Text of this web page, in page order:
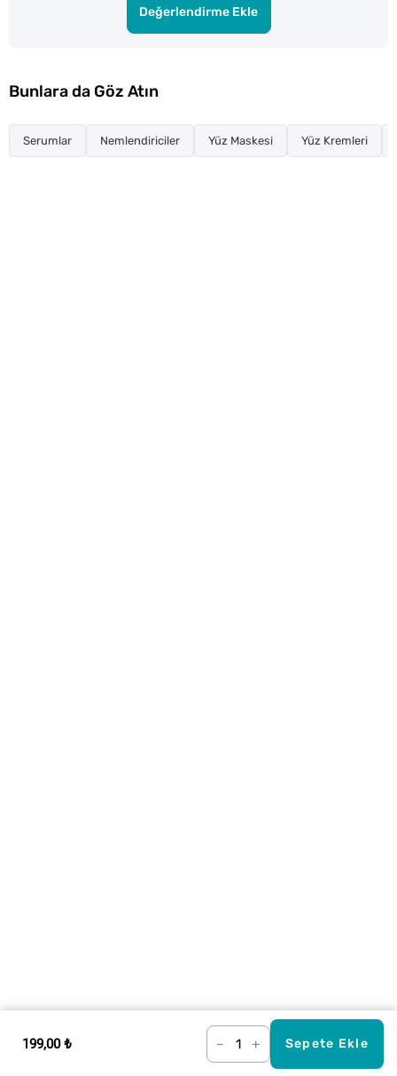
199,00 ₺ – + Sepete Ekle
Değerlendirme Ekle
Bunlara da Göz Atın
Serumlar Nemlendiriciler Yüz Maskesi Yüz Kremleri